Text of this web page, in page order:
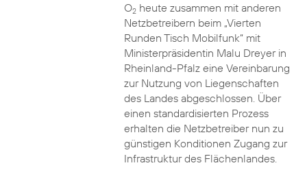
O2heute zusammen mit anderen
Netzbetreibern beim „Vierten
Runden Tisch Mobilfunk“ mit
Ministerpräsidentin Malu Dreyer in
Rheinland-Pfalz eine Vereinbarung
zur Nutzung von Liegenschaften
des Landes abgeschlossen. Über
einen standardisierten Prozess
erhalten die Netzbetreiber nun zu
günstigen Konditionen Zugang zur
Infrastruktur des Flächenlandes.